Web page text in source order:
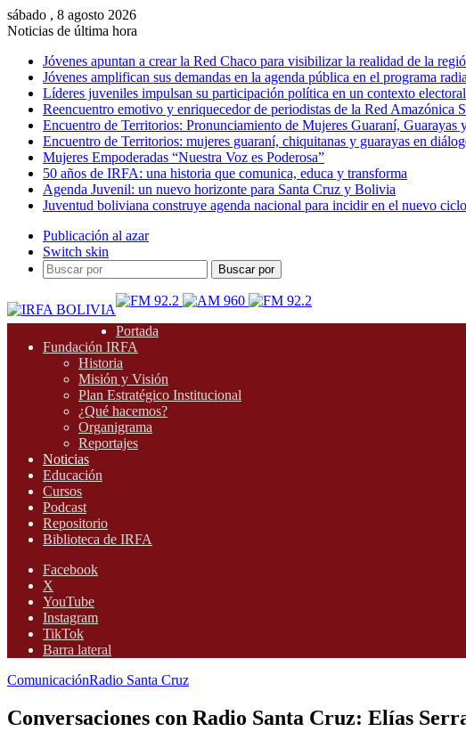
sábado , 8 agosto 2026
Noticias de última hora
Jóvenes apuntan a crear la Red Chaco para visibilizar la realidad de la
Jóvenes amplifican sus demandas en la agenda pública en el programa
Líderes juveniles impulsan su participación política en un contexto electoral
Reencuentro emotivo y enriquecedor de periodistas de la Red Amazónica
Encuentro de Territorios: Pronunciamiento de Mujeres Guaraní, Guarayas
Encuentro de Territorios: mujeres guaraní, chiquitanas y guarayas en
Mujeres Empoderadas “Nuestra Voz es Poderosa”
50 años de IRFA: una historia que comunica, educa y transforma
Agenda Juvenil: un nuevo horizonte para Santa Cruz y Bolivia
Juventud boliviana construye agenda nacional para incidir en el nuevo
Publicación al azar
Switch skin
Buscar por
Portada
Fundación IRFA
Historia
Misión y Visión
Plan Estratégico Institucional
¿Qué hacemos?
Organigrama
Reportajes
Noticias
Educación
Cursos
Podcast
Repositorio
Biblioteca de IRFA
Facebook
X
YouTube
Instagram
TikTok
Barra lateral
ComunicaciónRadio Santa Cruz
Conversaciones con Radio Santa Cruz: Elías